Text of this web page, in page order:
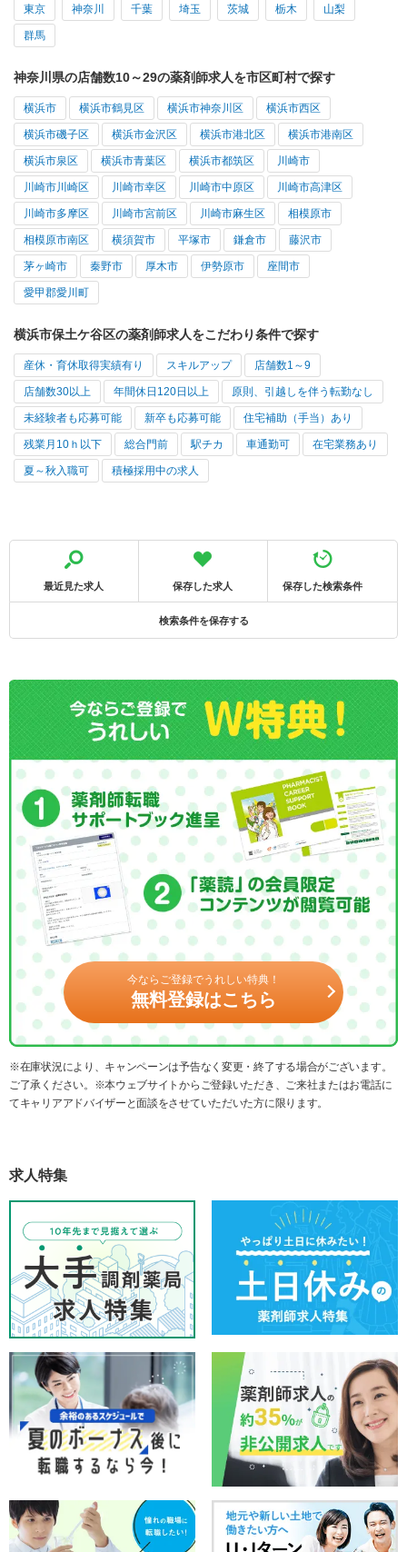
東京 神奈川 千葉 埼玉 茨城 栃木 山梨
群馬
神奈川県の店舗数10～29の薬剤師求人を市区町村で探す
横浜市 横浜市鶴見区 横浜市神奈川区 横浜市西区
横浜市磯子区 横浜市金沢区 横浜市港北区 横浜市港南区
横浜市泉区 横浜市青葉区 横浜市都筑区 川崎市
川崎市川崎区 川崎市幸区 川崎市中原区 川崎市高津区
川崎市多摩区 川崎市宮前区 川崎市麻生区 相模原市
相模原市南区 横須賀市 平塚市 鎌倉市 藤沢市
茅ヶ崎市 秦野市 厚木市 伊勢原市 座間市
愛甲郡愛川町
横浜市保土ケ谷区の薬剤師求人をこだわり条件で探す
産休・育休取得実績有り スキルアップ 店舗数1～9
店舗数30以上 年間休日120日以上 原則、引越しを伴う転勤なし
未経験者も応募可能 新卒も応募可能 住宅補助（手当）あり
残業月10ｈ以下 総合門前 駅チカ 車通勤可 在宅業務あり
夏～秋入職可 積極採用中の求人
最近見た求人 保存した求人 保存した検索条件
検索条件を保存する
今ならご登録でうれしい特典！
無料登録はこちら
※在庫状況により、キャンペーンは予告なく変更・終了する場合がございます。
ご了承ください。※本ウェブサイトからご登録いただき、ご来社またはお電話に
てキャリアアドバイザーと面談をさせていただいた方に限ります。
求人特集